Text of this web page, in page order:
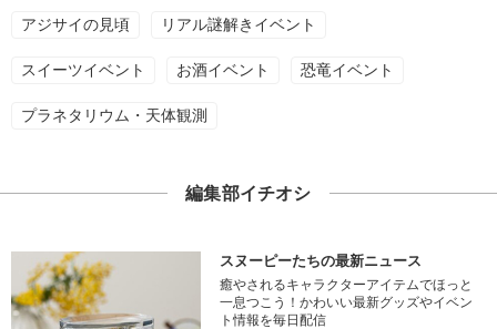
アジサイの見頃 リアル謎解きイベント
スイーツイベント お酒イベント 恐竜イベント
プラネタリウム・天体観測
編集部イチオシ
スヌーピーたちの最新ニュース
癒やされるキャラクターアイテムでほっと
一息つこう！かわいい最新グッズやイベン
ト情報を毎日配信